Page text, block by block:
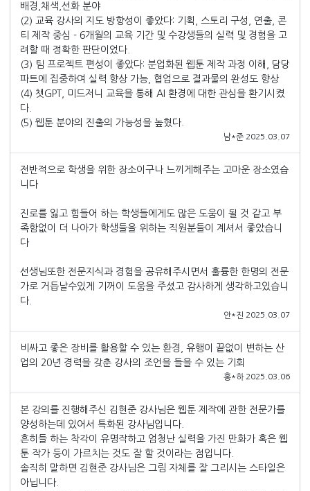
배경,채색,선화 분야
(2) 교육 강사의 지도 방향성이 좋았다: 기획, 스토리 구성, 연출, 콘
티 제작 중심 - 6개월의 교육 기간 및 수강생들의 실력 및 경험을 고
려할 때 정확한 판단이었다.
(3) 팀 프로젝트 편성이 좋았다: 분업화된 웹툰 제작 과정 이해, 담당
파트에 집중하여 실력 향상 가능, 협업으로 결과물의 완성도 향상
(4) 챗GPT, 미드저니 교육을 통해 AI 환경에 대한 관심을 환기시켰
다.
(5) 웹툰 분야의 진출의 가능성을 높혔다.
남*준 2025.03.07
전반적으로 학생을 위한 장소이구나 느끼게해주는 고마운 장소였습
니다
진로를 잃고 힘들어 하는 학생들에게도 많은 도움이 될 것 같고 부
족함없이 더 나아가 학생들을 위하는 직원분들이 계셔서 좋았습니
다
선생님또한 전문지식과 경험을 공유해주시면서 훌륭한 한명의 전문
가로 거듭날수있게 기꺼이 도움을 주셨고 감사하게 생각하고있습니
다.
안*진 2025.03.07
비싸고 좋은 장비를 활용할 수 있는 환경, 유행이 끝없이 변하는 산
업의 20년 경력을 갖춘 강사의 조언을 들을 수 있는 기회
홍*하 2025.03.06
본 강의를 진행해주신 김현준 강사님은 웹툰 제작에 관한 전문가를
양성하는데 있어서 특화된 강사님입니다.
흔히들 하는 착각이 유명작하고 엄청난 실력을 가진 만화가 혹은 웹
툰 작가 등이 가르치는 것도 잘 할 것이라는 점입니다.
솔직히 말하면 김현준 강사님은 그림 자체를 잘 그리시는 스타일은
아닙니다.